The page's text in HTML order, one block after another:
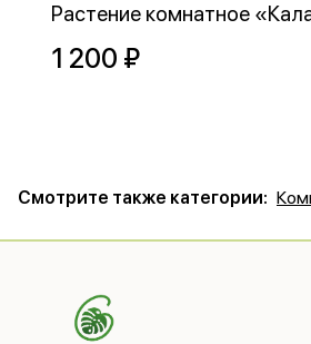
Растение комнатное
1 200 ₽
Смотрите также категории: